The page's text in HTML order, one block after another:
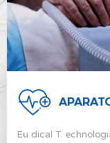
Eu dical T.